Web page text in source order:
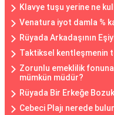
Klavye tuşu yerine ne
Venatura iyot damla %
Rüyada Arkadaşının
Taktiksel kentleşmenin
Zorunlu emeklilik fonuna
mümkün müdür?
Rüyada Bir Erkeğe
Cebeci Plajı nerede